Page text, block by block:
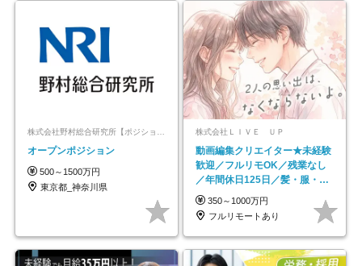
オープンポジション
500～1500万円
東京都_神奈川県
株式会社ＬＩＶＥ ＵＰ
動画編集クリエイター★未経験
歓迎／フルリモOK／残業なし
／年間休日125日／髪・服・ネ
イル自由／研修充実で安心
350～1000万円
フルリモートあり